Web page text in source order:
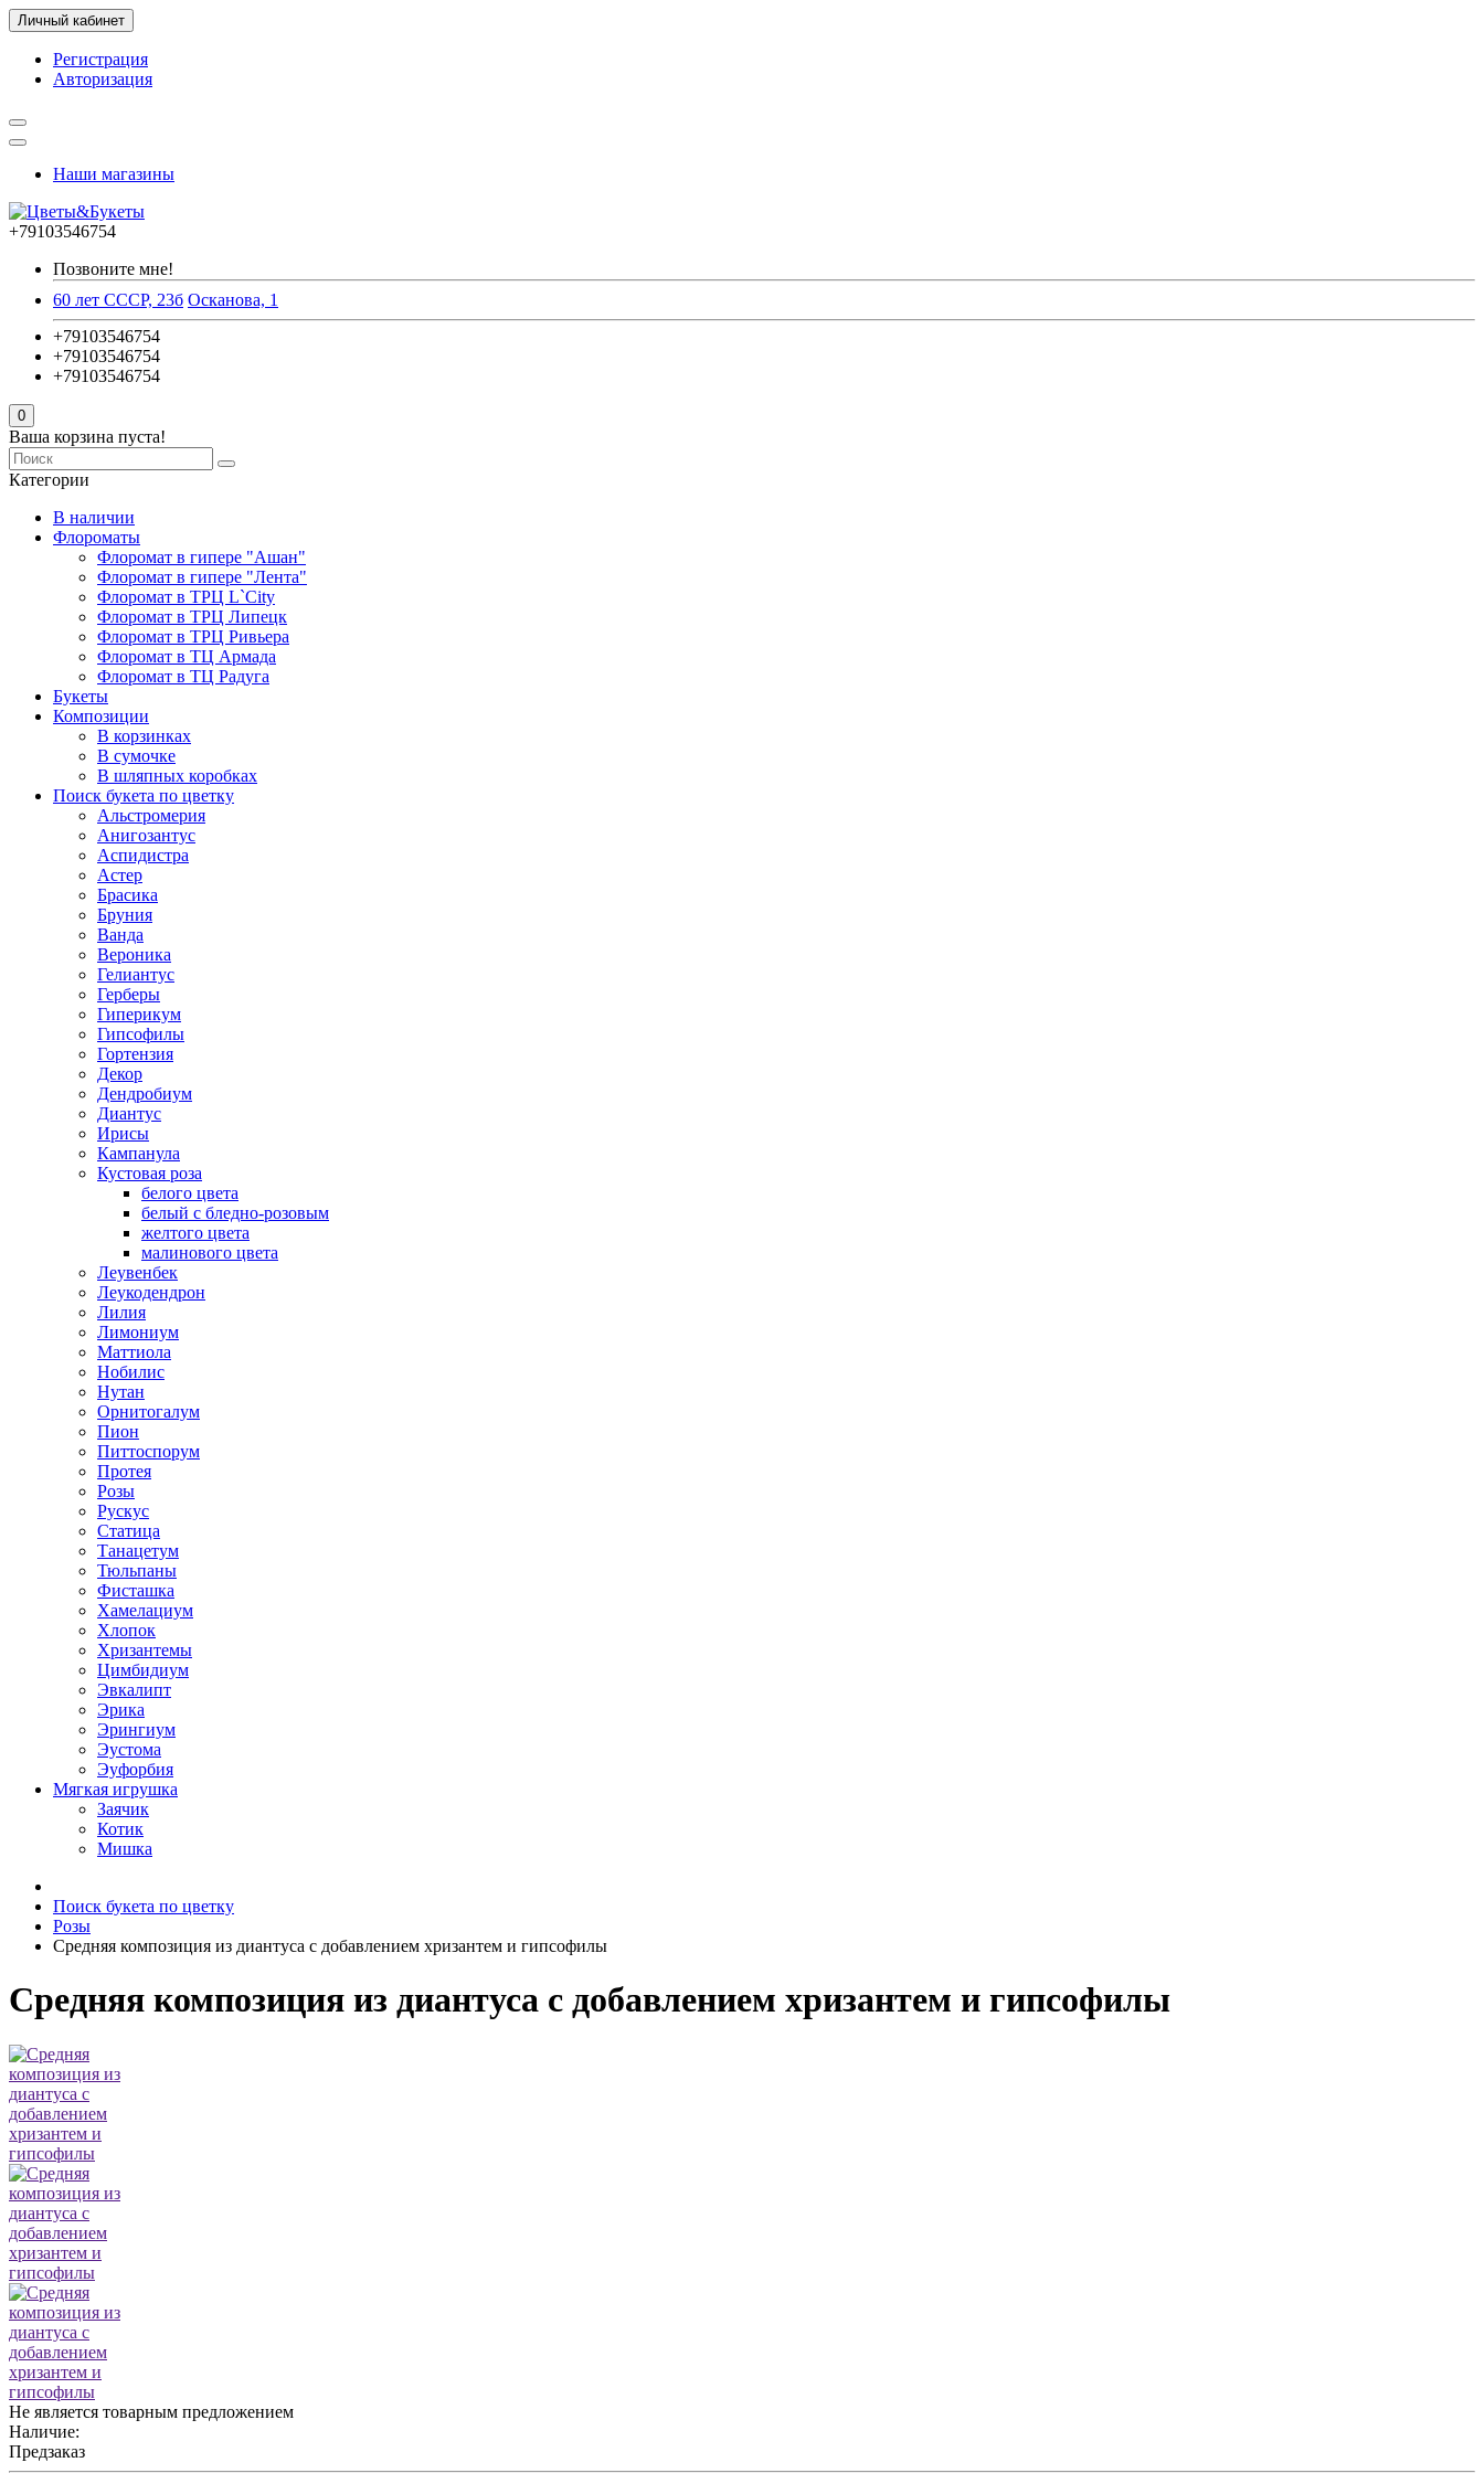
Личный кабинет
Регистрация
Авторизация
Наши магазины
+79103546754
Позвоните мне!
60 лет СССР, 23б Осканова, 1
+79103546754
+79103546754
+79103546754
0
Ваша корзина пуста!
Категории
В наличии
Флороматы
Флоромат в гипере "Ашан"
Флоромат в гипере "Лента"
Флоромат в ТРЦ L`City
Флоромат в ТРЦ Липецк
Флоромат в ТРЦ Ривьера
Флоромат в ТЦ Армада
Флоромат в ТЦ Радуга
Букеты
Композиции
В корзинках
В сумочке
В шляпных коробках
Поиск букета по цветку
Альстромерия
Анигозантус
Аспидистра
Астер
Брасика
Бруния
Ванда
Вероника
Гелиантус
Герберы
Гиперикум
Гипсофилы
Гортензия
Декор
Дендробиум
Диантус
Ирисы
Кампанула
Кустовая роза
белого цвета
белый с бледно-розовым
желтого цвета
малинового цвета
Леувенбек
Леукодендрон
Лилия
Лимониум
Маттиола
Нобилис
Нутан
Орнитогалум
Пион
Питтоспорум
Протея
Розы
Рускус
Статица
Танацетум
Тюльпаны
Фисташка
Хамелациум
Хлопок
Хризантемы
Цимбидиум
Эвкалипт
Эрика
Эрингиум
Эустома
Эуфорбия
Мягкая игрушка
Заячик
Котик
Мишка
Поиск букета по цветку
Розы
Средняя композиция из диантуса c добавлением хризантем и гипсофилы
Средняя композиция из диантуса c добавлением хризантем и гипсофилы
Не является товарным предложением
Наличие:
Предзаказ